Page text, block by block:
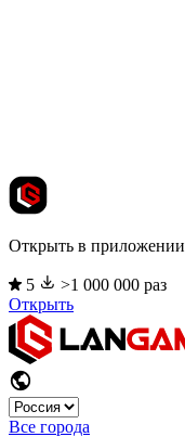
Открыть в приложении
5
>1 000 000 раз
Открыть
Все города